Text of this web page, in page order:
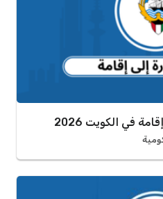
في الكويت 2026